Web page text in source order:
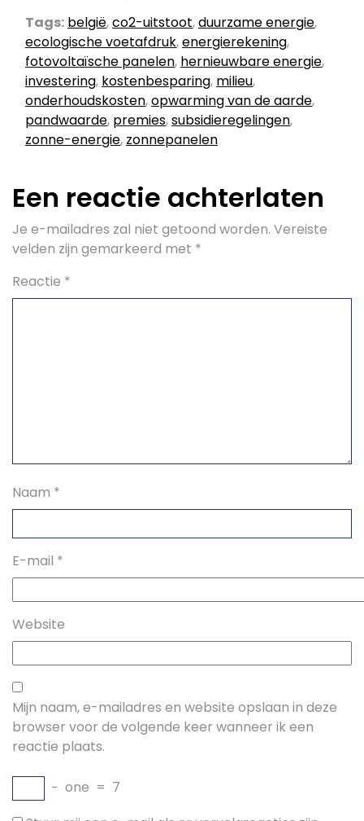
Tags: belgië,co2-uitstoot,duurzame energie,
ecologische voetafdruk,energierekening,
fotovoltaïsche panelen, hernieuwbare energie,
investering, kostenbesparing, milieu,
onderhoudskosten,opwarming van de aarde,
pandwaarde, premies,subsidieregelingen,
zonne-energie, zonnepanelen
Een reactie achterlaten
Je e-mailadres zal niet getoond worden. Vereiste
velden zijn gemarkeerd met *
Reactie *
Naam *
E-mail *
Website
Mijn naam, e-mailadres en website opslaan in deze
browser voor de volgende keer wanneer ik een
reactie plaats.
− one = 7